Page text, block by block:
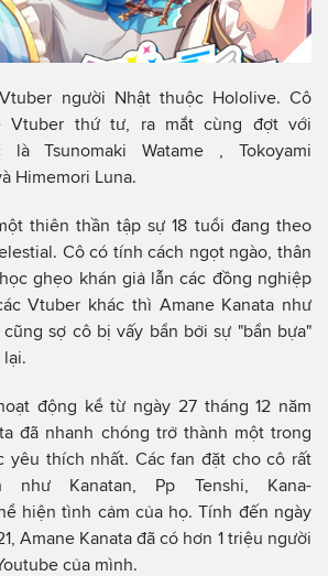
người Nhật thuộc Hololive. Cô
Vtuber thứ tư, ra mắt cùng đợt với
Tsunomaki Watame , Tokoyami
Himemori Luna.
thiên thần tập sự 18 tuổi đang theo
Cô có tính cách ngọt ngào, thân
ghẹo khán giả lẫn các đồng nghiệp
Vtuber khác thì Amane Kanata như
sợ cô bị vấy bẩn bởi sự "bẩn bựa"
lại.
động kể từ ngày 27 tháng 12 năm
đã nhanh chóng trở thành một trong
yêu thích nhất. Các fan đặt cho cô rất
như Kanatan, Pp Tenshi, Kana-
hiện tình cảm của họ. Tính đến ngày
Amane Kanata đã có hơn 1 triệu người
của mình.